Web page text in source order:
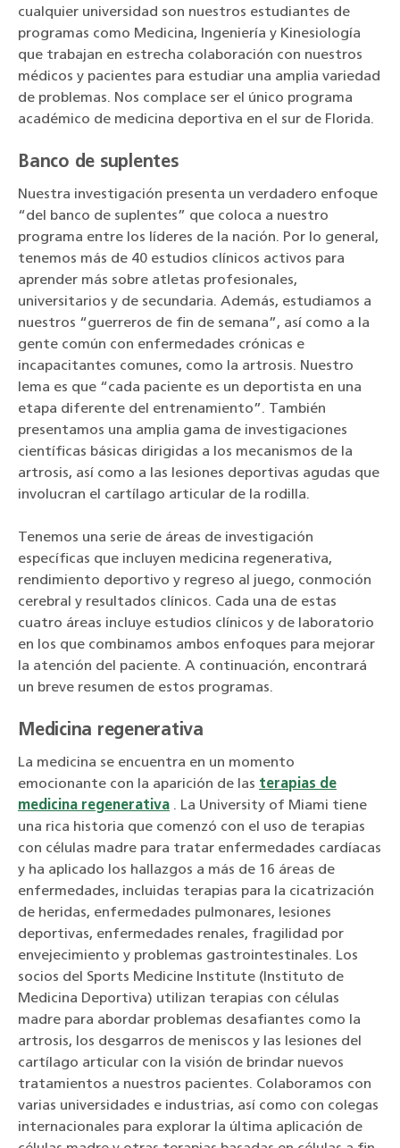
cualquier universidad son nuestros estudiantes de
programas como Medicina, Ingeniería y Kinesiología
que trabajan en estrecha colaboración con nuestros
médicos y pacientes para estudiar una amplia variedad
de problemas. Nos complace ser el único programa
académico de medicina deportiva en el sur de Florida.
Banco de suplentes
Nuestra investigación presenta un verdadero enfoque
“del banco de suplentes” que coloca a nuestro
programa entre los líderes de la nación. Por lo general,
tenemos más de 40 estudios clínicos activos para
aprender más sobre atletas profesionales,
universitarios y de secundaria. Además, estudiamos a
nuestros “guerreros de fin de semana”, así como a la
gente común con enfermedades crónicas e
incapacitantes comunes, como la artrosis. Nuestro
lema es que “cada paciente es un deportista en una
etapa diferente del entrenamiento”. También
presentamos una amplia gama de investigaciones
científicas básicas dirigidas a los mecanismos de la
artrosis, así como a las lesiones deportivas agudas que
involucran el cartílago articular de la rodilla.
Tenemos una serie de áreas de investigación
específicas que incluyen medicina regenerativa,
rendimiento deportivo y regreso al juego, conmoción
cerebral y resultados clínicos. Cada una de estas
cuatro áreas incluye estudios clínicos y de laboratorio
en los que combinamos ambos enfoques para mejorar
la atención del paciente. A continuación, encontrará
un breve resumen de estos programas.
Medicina regenerativa
La medicina se encuentra en un momento
emocionante con la aparición de las terapias de
medicina regenerativa . La University of Miami tiene
una rica historia que comenzó con el uso de terapias
con células madre para tratar enfermedades cardíacas
y ha aplicado los hallazgos a más de 16 áreas de
enfermedades, incluidas terapias para la cicatrización
de heridas, enfermedades pulmonares, lesiones
deportivas, enfermedades renales, fragilidad por
envejecimiento y problemas gastrointestinales. Los
socios del Sports Medicine Institute (Instituto de
Medicina Deportiva) utilizan terapias con células
madre para abordar problemas desafiantes como la
artrosis, los desgarros de meniscos y las lesiones del
cartílago articular con la visión de brindar nuevos
tratamientos a nuestros pacientes. Colaboramos con
varias universidades e industrias, así como con colegas
internacionales para explorar la última aplicación de